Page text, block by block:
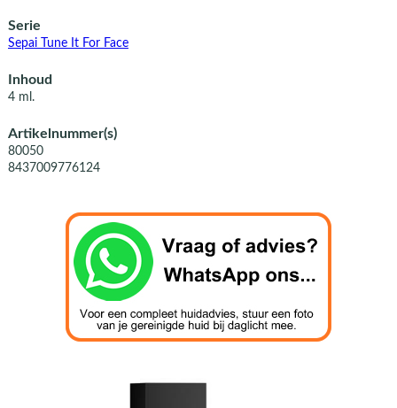
Serie
Sepai Tune It For Face
Inhoud
4 ml.
Artikelnummer(s)
80050
8437009776124